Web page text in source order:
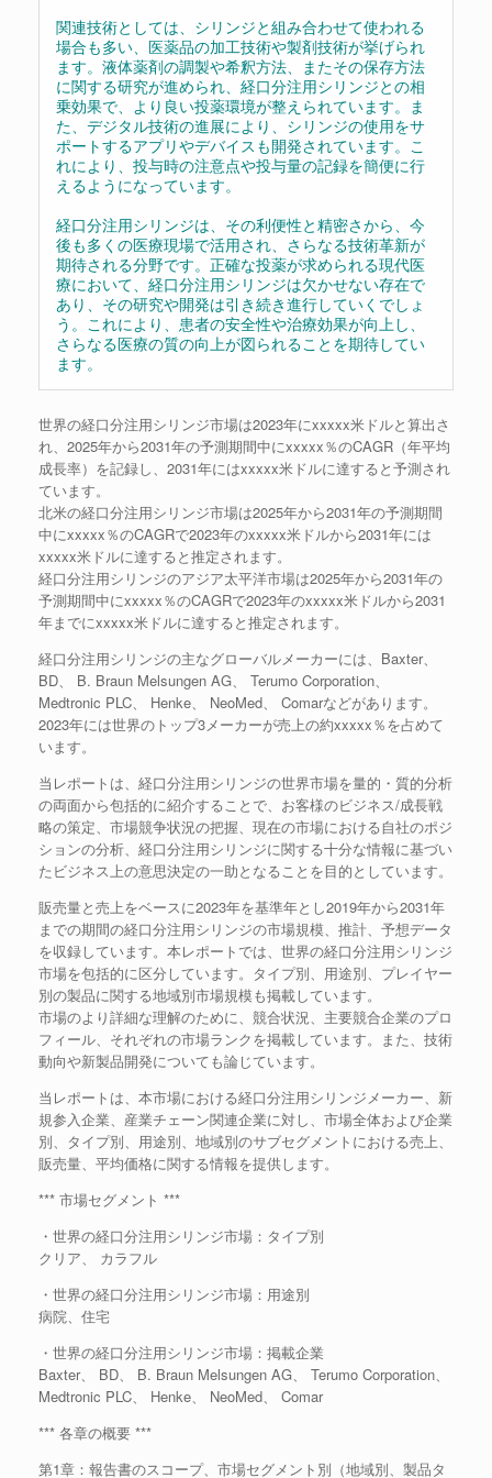
関連技術としては、シリンジと組み合わせて使われる
場合も多い、医薬品の加工技術や製剤技術が挙げられ
ます。液体薬剤の調製や希釈方法、またその保存方法
に関する研究が進められ、経口分注用シリンジとの相
乗効果で、より良い投薬環境が整えられています。ま
た、デジタル技術の進展により、シリンジの使用をサ
ポートするアプリやデバイスも開発されています。こ
れにより、投与時の注意点や投与量の記録を簡便に行
えるようになっています。
経口分注用シリンジは、その利便性と精密さから、今
後も多くの医療現場で活用され、さらなる技術革新が
期待される分野です。正確な投薬が求められる現代医
療において、経口分注用シリンジは欠かせない存在で
あり、その研究や開発は引き続き進行していくでしょ
う。これにより、患者の安全性や治療効果が向上し、
さらなる医療の質の向上が図られることを期待してい
ます。
世界の経口分注用シリンジ市場は2023年にxxxxx米ドルと算出さ
れ、2025年から2031年の予測期間中にxxxxx％のCAGR（年平均
成長率）を記録し、2031年にはxxxxx米ドルに達すると予測され
ています。
北米の経口分注用シリンジ市場は2025年から2031年の予測期間
中にxxxxx％のCAGRで2023年のxxxxx米ドルから2031年には
xxxxx米ドルに達すると推定されます。
経口分注用シリンジのアジア太平洋市場は2025年から2031年の
予測期間中にxxxxx％のCAGRで2023年のxxxxx米ドルから2031
年までにxxxxx米ドルに達すると推定されます。
経口分注用シリンジの主なグローバルメーカーには、Baxter、
BD、 B. Braun Melsungen AG、 Terumo Corporation、
Medtronic PLC、 Henke、 NeoMed、 Comarなどがあります。
2023年には世界のトップ3メーカーが売上の約xxxxx％を占めて
います。
当レポートは、経口分注用シリンジの世界市場を量的・質的分析
の両面から包括的に紹介することで、お客様のビジネス/成長戦
略の策定、市場競争状況の把握、現在の市場における自社のポジ
ションの分析、経口分注用シリンジに関する十分な情報に基づい
たビジネス上の意思決定の一助となることを目的としています。
販売量と売上をベースに2023年を基準年とし2019年から2031年
までの期間の経口分注用シリンジの市場規模、推計、予想データ
を収録しています。本レポートでは、世界の経口分注用シリンジ
市場を包括的に区分しています。タイプ別、用途別、プレイヤー
別の製品に関する地域別市場規模も掲載しています。
市場のより詳細な理解のために、競合状況、主要競合企業のプロ
フィール、それぞれの市場ランクを掲載しています。また、技術
動向や新製品開発についても論じています。
当レポートは、本市場における経口分注用シリンジメーカー、新
規参入企業、産業チェーン関連企業に対し、市場全体および企業
別、タイプ別、用途別、地域別のサブセグメントにおける売上、
販売量、平均価格に関する情報を提供します。
*** 市場セグメント ***
・世界の経口分注用シリンジ市場：タイプ別
クリア、 カラフル
・世界の経口分注用シリンジ市場：用途別
病院、住宅
・世界の経口分注用シリンジ市場：掲載企業
Baxter、 BD、 B. Braun Melsungen AG、 Terumo Corporation、
Medtronic PLC、 Henke、 NeoMed、 Comar
*** 各章の概要 ***
第1章：報告書のスコープ、市場セグメント別（地域別、製品タ